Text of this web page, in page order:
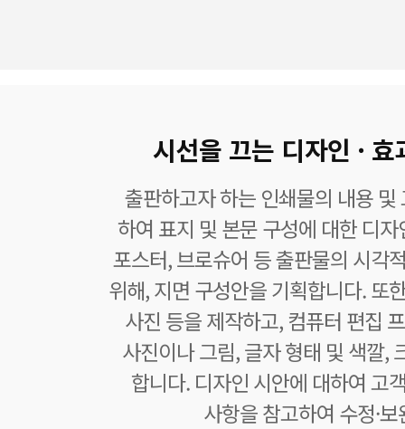
시선을 끄는 디자인 ·
출판하고자 하는 인쇄물의 내용 및
하여 표지 및 본문 구성에 대한 디
포스터, 브로슈어 등 출판물의 시각
위해, 지면 구성안을 기획합니다. 또
사진 등을 제작하고, 컴퓨터 편집
사진이나 그림, 글자 형태 및 색깔,
합니다. 디자인 시안에 대하여 고
사항을 참고하여 수정·